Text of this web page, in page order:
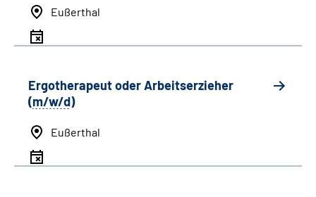
Eußerthal
Ergotherapeut oder Arbeitserzieher
(m/w/d)
Eußerthal